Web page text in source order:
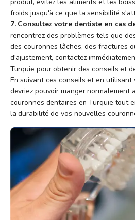
froids jusqu'à ce que la sensibilité
7. Consultez votre dentiste en cas
rencontrez des problèmes tels que
des couronnes lâches, des fractures
d'ajustement, contactez
Turquie pour obtenir des conseils et
En suivant ces conseils et en utilisant
devriez pouvoir manger normalement
couronnes dentaires en Turquie tout
la durabilité de vos nouvelles